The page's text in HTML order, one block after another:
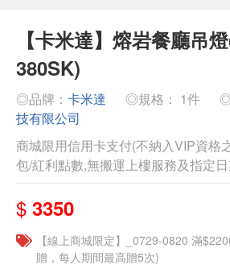
【卡米達】熔岩餐廳吊
380SK)
◎品牌： 卡米達 ◎規格： 1件
技有限公司
商城限用信用卡支付(不納入VIP資格
包/紅利點數,無搬運上樓服務及指定
$ 3350
【線上商城限定】_0729-0820 滿
贈，每人期間最高贈5次)